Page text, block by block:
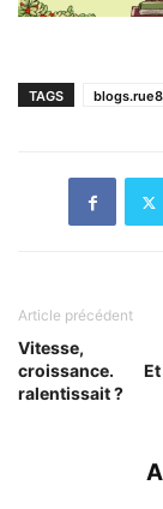
TAGS
Article précédent
Vitesse,
croissance.
ralentissait ?